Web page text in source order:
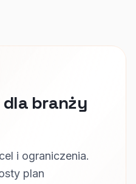
branży
i ograniczenia.
plan